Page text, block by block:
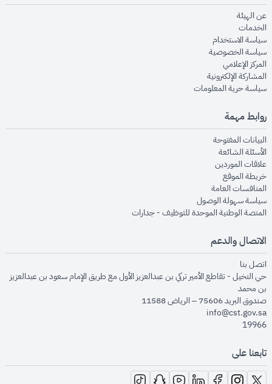
عن الهيئةopens in new window
الخدماتopens in new window
سياسة الاستخدام
سياسة الخصوصيةopens in new window
المركز الإعلاميopens in new window
المشاركة الإلكترونيةopens in new window
سياسة حرية المعلوماتopens in new window
روابط مهمة
البيانات المفتوحةopens in new window
الأسئلة الشائعةopens in new window
علاقات الموردينopens in new window
خريطة الموقعopens in new window
المنافسات العامةopens in new window
سياسة سهولة الوصولopens in new window
المنصة الوطنية الموحدة للتوظيف - جداراتopens in new window
الاتصال والدعم
اتصل بنا
حي النخيل - تقاطع الأمير تركي بن عبدالعزيز الأول مع طريق الإمام سعود بن عبدالعزيز
بن محمد
صندوق البريد 75606 – الرياض 11588
info@cst.gov.sa
19966
تابعنا على